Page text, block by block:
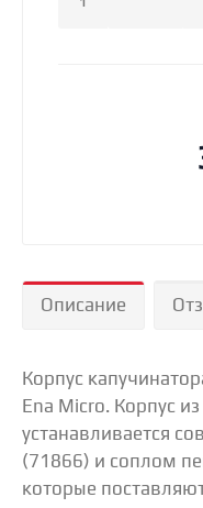
Описание
Корпус
Ena Micro. Корпус
устанавливается
(71866) и соплом
которые